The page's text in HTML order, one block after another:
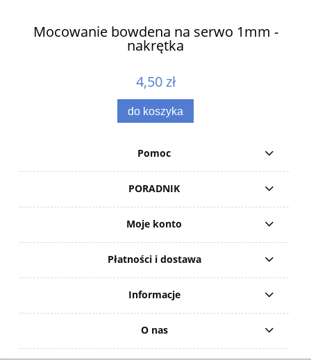
Mocowanie bowdena na serwo 1mm -
nakrętka
4,50 zł
do koszyka
Pomoc
PORADNIK
Moje konto
Płatności i dostawa
Informacje
O nas